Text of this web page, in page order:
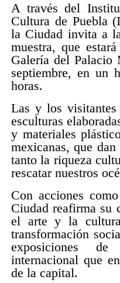
A través del
Cultura de Puebla
la Ciudad invita a
muestra, que
Galería del Palacio
septiembre, en un
horas.
Las y los
esculturas
y materiales
mexicanas, que
tanto la riqueza
rescatar nuestros
Con acciones
Ciudad reafirma su
el arte y la
transformación
exposiciones
internacional que
de la capital.